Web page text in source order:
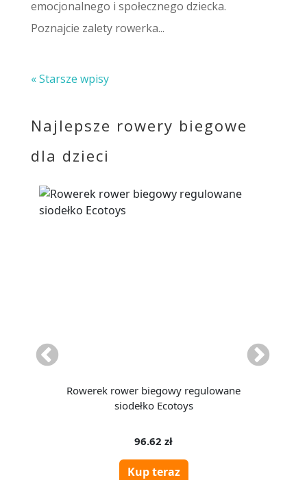
emocjonalnego i społecznego dziecka.
Poznajcie zalety rowerka...
« Starsze wpisy
Najlepsze rowery biegowe
dla dzieci